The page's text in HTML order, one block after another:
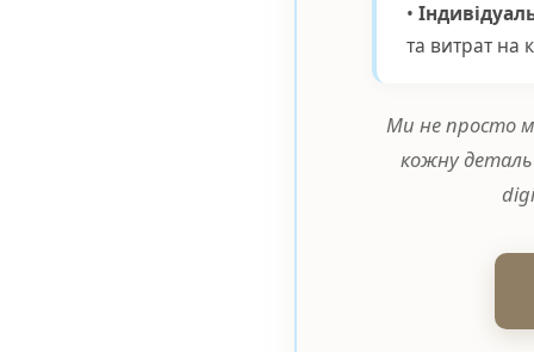
•
та витрат на
Ми не просто
кожну